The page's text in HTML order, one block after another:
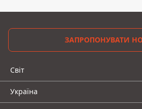
ЗАПРОПОНУВАТИ
Світ
Україна